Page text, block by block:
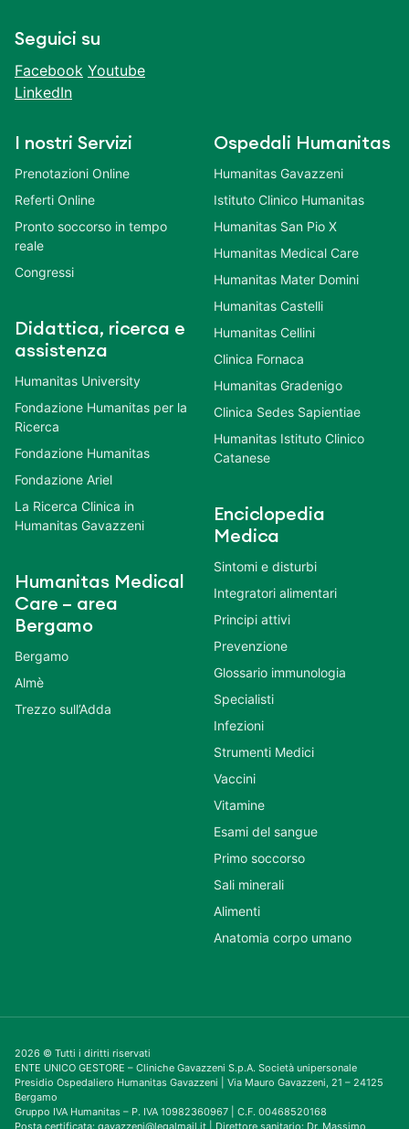
Seguici su
Facebook Youtube
LinkedIn
I nostri Servizi
Prenotazioni Online
Referti Online
Pronto soccorso in tempo
reale
Congressi
Didattica, ricerca e
assistenza
Humanitas University
Fondazione Humanitas per la
Ricerca
Fondazione Humanitas
Fondazione Ariel
La Ricerca Clinica in
Humanitas Gavazzeni
Humanitas Medical
Care – area
Bergamo
Bergamo
Almè
Trezzo sull’Adda
Ospedali Humanitas
Humanitas Gavazzeni
Istituto Clinico Humanitas
Humanitas San Pio X
Humanitas Medical Care
Humanitas Mater Domini
Humanitas Castelli
Humanitas Cellini
Clinica Fornaca
Humanitas Gradenigo
Clinica Sedes Sapientiae
Humanitas Istituto Clinico
Catanese
Enciclopedia
Medica
Sintomi e disturbi
Integratori alimentari
Principi attivi
Prevenzione
Glossario immunologia
Specialisti
Infezioni
Strumenti Medici
Vaccini
Vitamine
Esami del sangue
Primo soccorso
Sali minerali
Alimenti
Anatomia corpo umano
2026 © Tutti i diritti riservati
ENTE UNICO GESTORE – Cliniche Gavazzeni S.p.A. Società unipersonale
Presidio Ospedaliero Humanitas Gavazzeni | Via Mauro Gavazzeni, 21 – 24125
Bergamo
Gruppo IVA Humanitas – P. IVA 10982360967 | C.F. 00468520168
Posta certificata: gavazzeni@legalmail.it | Direttore sanitario: Dr. Massimo